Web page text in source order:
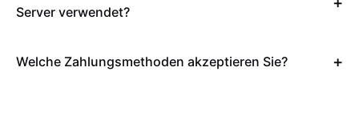
Server verwendet?
Welche Zahlungsmethoden akzeptieren Sie?